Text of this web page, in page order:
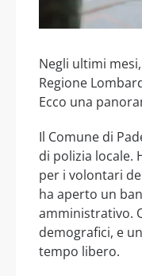
Negli ultimi
Regione
Ecco una
Il Comune di
di polizia locale.
per i volontari
ha aperto un
amministrativo.
demografici, e
tempo libero.